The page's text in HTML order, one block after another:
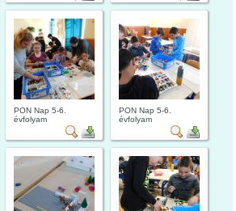
PON Nap 5-6.
évfolyam
PON Nap 5-6.
évfolyam